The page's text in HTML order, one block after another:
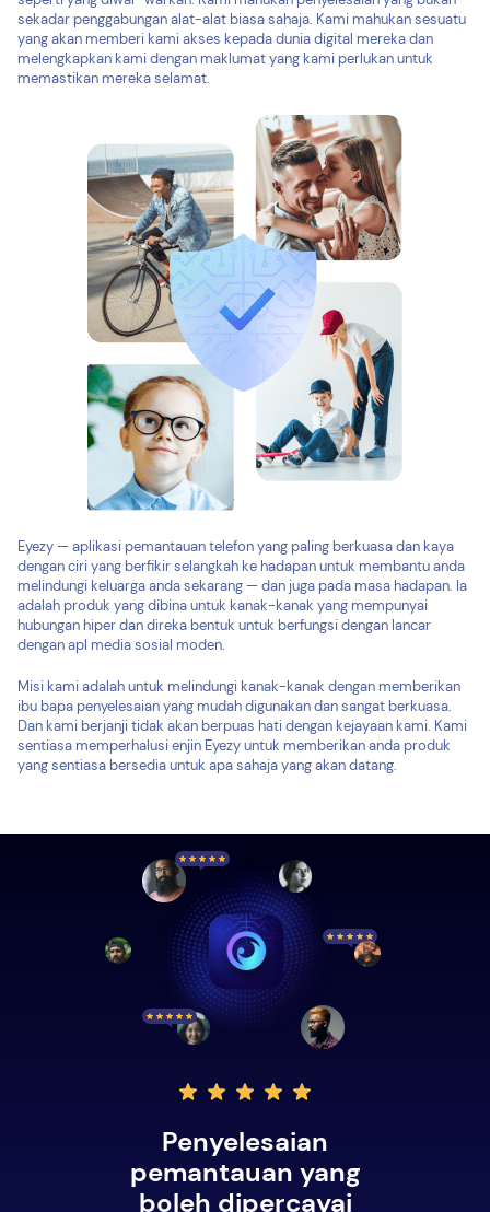
sekadar penggabungan alat-alat biasa sahaja. Kami mahukan sesuatu
yang akan memberi kami akses kepada dunia digital mereka dan
melengkapkan kami dengan maklumat yang kami perlukan untuk
memastikan mereka selamat.
Eyezy — aplikasi pemantauan telefon yang paling berkuasa dan kaya
dengan ciri yang berfikir selangkah ke hadapan untuk membantu anda
melindungi keluarga anda sekarang — dan juga pada masa hadapan. Ia
adalah produk yang dibina untuk kanak-kanak yang mempunyai
hubungan hiper dan direka bentuk untuk berfungsi dengan lancar
dengan apl media sosial moden.
Misi kami adalah untuk melindungi kanak-kanak dengan memberikan
ibu bapa penyelesaian yang mudah digunakan dan sangat berkuasa.
Dan kami berjanji tidak akan berpuas hati dengan kejayaan kami. Kami
sentiasa memperhalusi enjin Eyezy untuk memberikan anda produk
yang sentiasa bersedia untuk apa sahaja yang akan datang.
Penyelesaian
pemantauan yang
boleh dipercayai